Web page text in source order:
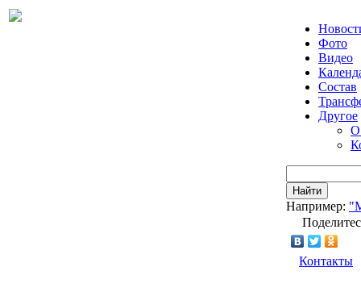
Фото
Видео
Состав
Другое
О
Найти
Например:
Контакты